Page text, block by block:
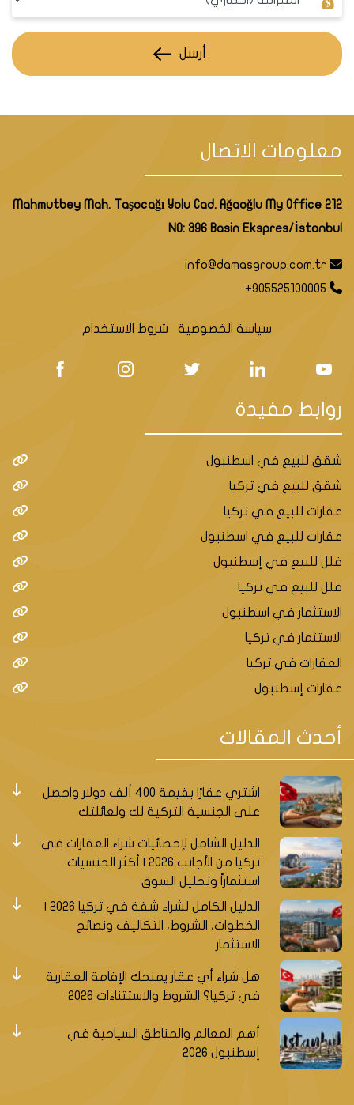
أرسل
معلومات الاتصال
Mahmutbey Mah. Taşocağı Yolu Cad. Ağaoğlu My Office 212
NO: 396 Basin Ekspres/İstanbul
info@damasgroup.com.tr
+905525100005
سياسة الخصوصية شروط الاستخدام
روابط مفيدة
شقق للبيع في اسطنبول
شقق للبيع في تركيا
عقارات للبيع في تركيا
عقارات للبيع في اسطنبول
فلل للبيع في إسطنبول
فلل للبيع في تركيا
الاستثمار في اسطنبول
الاستثمار في تركيا
العقارات في تركيا
عقارات إسطنبول
أحدث المقالات
اشتري عقارًا بقيمة 400 ألف دولار واحصل
على الجنسية التركية لك ولعائلتك
الدليل الشامل لإحصائيات شراء العقارات في
تركيا من الأجانب 2026 | أكثر الجنسيات
استثماراً وتحليل السوق
الخطوات، الشروط، التكاليف ونصائح
الاستثمار
هل شراء أي عقار يمنحك الإقامة العقارية
في تركيا؟ الشروط والاستثناءات 2026
أهم المعالم والمناطق السياحية في
إسطنبول 2026